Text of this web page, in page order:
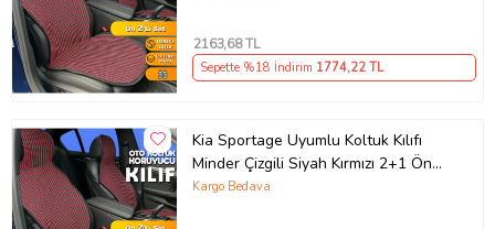
2163,68 TL
Sepette %18 İndirim 1774,22 TL
Kia Sportage Uyumlu Koltuk Kılıfı
Minder Çizgili Siyah Kırmızı 2+1 Ön
Arka Set
Kargo Bedava